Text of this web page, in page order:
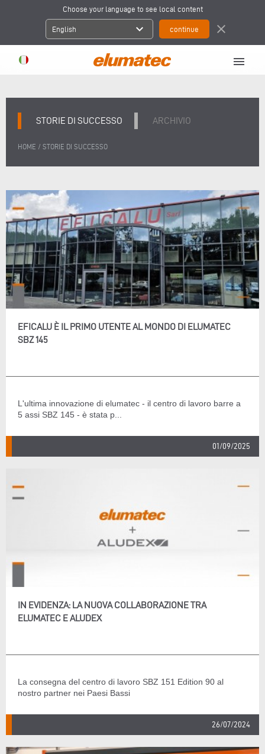
Choose your language to see local content
English expand_more close
menu
STORIE DI SUCCESSO ARCHIVIO
HOME / STORIE DI SUCCESSO
EFICALU È IL PRIMO UTENTE AL MONDO DI ELUMATEC
SBZ 145
L'ultima innovazione di elumatec - il centro di lavoro barre a
5 assi SBZ 145 - è stata p...
01/09/2025
IN EVIDENZA: LA NUOVA COLLABORAZIONE TRA
ELUMATEC E ALUDEX
La consegna del centro di lavoro SBZ 151 Edition 90 al
nostro partner nei Paesi Bassi
26/07/2024